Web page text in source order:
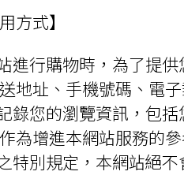
方式】
進行購物時，為了提
地址、手機號碼、電
錄您的瀏覽資訊，包
為增進本網站服務的
特別規定，本網站絕